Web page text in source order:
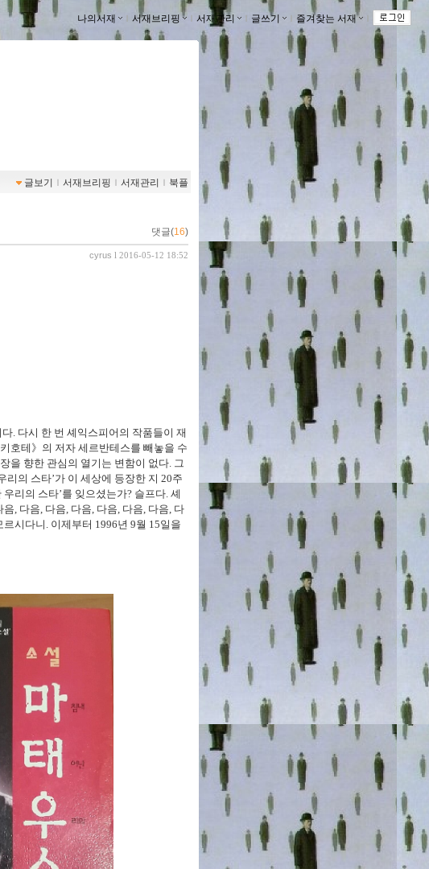
나의서재 서재브리핑 서재관리 글쓰기 즐겨찾는 서재
글보기 ｌ 서재브리핑 ｌ 서재관리 ｌ 북플
댓글(16)
cyrus l 2016-05-12 18:52
. 다시 한 번 셰익스피어의 작품들이 재
호테》의 저자 세르반테스를 빼놓을 수
을 향한 관심의 열기는 변함이 없다. 그
리의 스타’가 이 세상에 등장한 지 20주
리의 스타’를 잊으셨는가? 슬프다. 셰
, 다음, 다음, 다음, 다음, 다음, 다음, 다
시다니. 이제부터 1996년 9월 15일을